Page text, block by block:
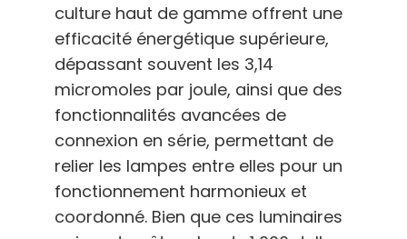
culture haut de gamme offrent une
efficacité énergétique supérieure,
dépassant souvent les 3,14
micromoles par joule, ainsi que des
fonctionnalités avancées de
connexion en série, permettant de
relier les lampes entre elles pour un
fonctionnement harmonieux et
coordonné. Bien que ces luminaires